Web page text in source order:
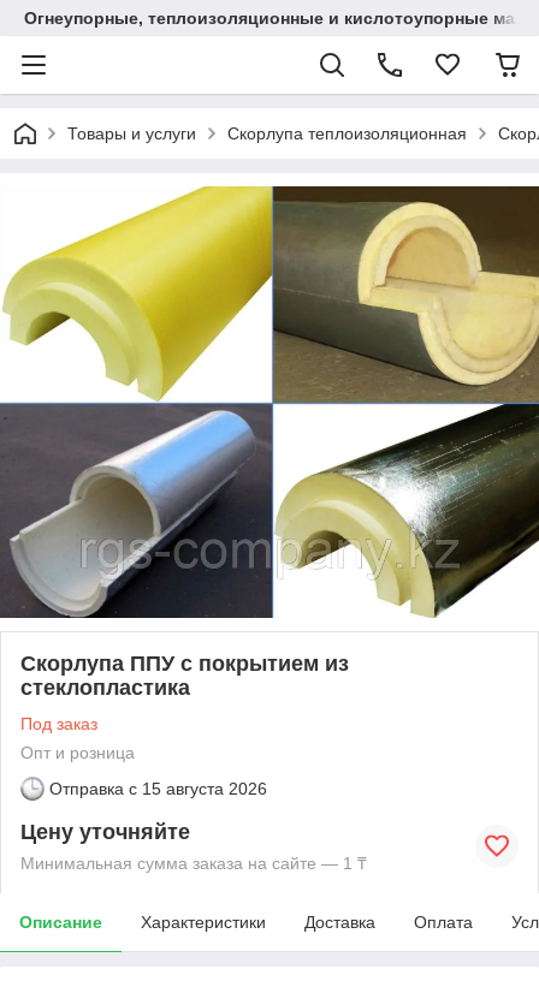
Огнеупорные, теплоизоляционные и кислотоупорные
Товары и услуги Скорлупа теплоизоляционная
Скорлупа ППУ с покрытием из
стеклопластика
Под заказ
Опт и розница
Отправка с 15 августа 2026
Цену уточняйте
Минимальная сумма заказа на сайте — 1 ₸
Описание Характеристики Доставка Оплата